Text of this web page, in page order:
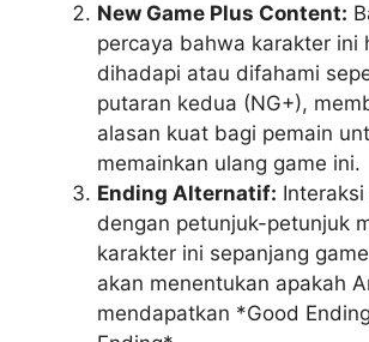
New Game Plus Content:
percaya bahwa karakter ini
dihadapi atau difahami
putaran kedua (NG+),
alasan kuat bagi pemain
memainkan ulang game ini.
Ending Alternatif:
dengan petunjuk-petunjuk
karakter ini sepanjang
akan menentukan apakah
mendapatkan *Good